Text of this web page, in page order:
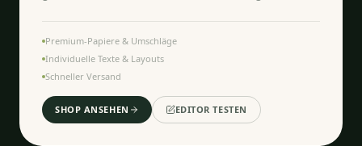
Premium-Papiere & Umschläge
Individuelle Texte & Layouts
Schneller Versand
SHOP ANSEHEN EDITOR TESTEN